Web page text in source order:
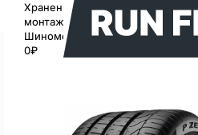
Хранение до
монтажа 0₽
Шиномонтаж
0₽